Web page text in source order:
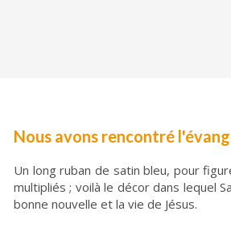
Nous avons rencontré
Un long ruban de satin bleu, pour
multipliés ; voilà le décor dans lequel
bonne nouvelle et la vie de Jésus.